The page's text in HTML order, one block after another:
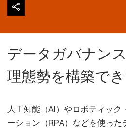
データガバナン
理態勢を構築で
人工知能（AI）やロボティック
ーション（RPA）などを使った